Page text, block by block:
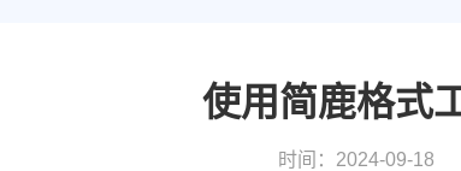
使用简鹿格式
时间：2024-09-18